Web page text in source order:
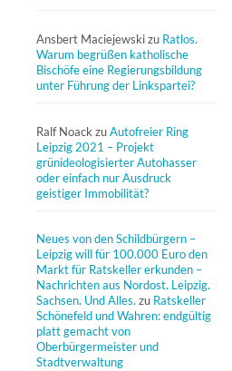
Ansbert Maciejewskizu Ratlos.
Warum begrüßen katholische
Bischöfe eine Regierungsbildung
unter Führung der Linkspartei?
Ralf Noack zuAutofreier Ring
Leipzig 2021 – Projekt
grünideologisierter Autohasser
oder einfach nur Ausdruck
geistiger Immobilität?
Neues von den Schildbürgern –
Leipzig will für 100.000 Euro den
Markt für Ratskeller erkunden –
Nachrichten aus Nordost. Leipzig.
Sachsen. Und Alles. zu Ratskeller
Schönefeld und Wahren: endgültig
platt gemacht von
Oberbürgermeister und
Stadtverwaltung